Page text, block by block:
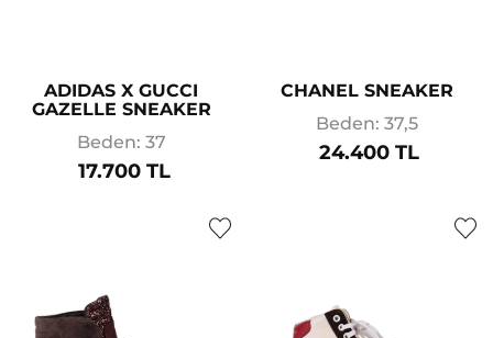
ADIDAS X GUCCI
GAZELLE SNEAKER
Beden: 37
17.700 TL
CHANEL SNEAKER
Beden: 37,5
24.400 TL